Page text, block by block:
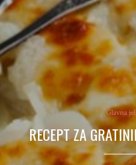
Glavna
RECEPT ZA